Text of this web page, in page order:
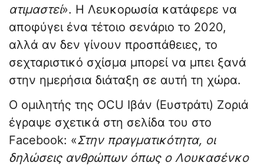
ατιμαστεί». Η Λευκορωσία κατάφερε να
αποφύγει ένα τέτοιο σενάριο το 2020,
αλλά αν δεν γίνουν προσπάθειες, το
σεχταριστικό σχίσμα μπορεί να μπει ξανά
στην ημερήσια διάταξη σε αυτή τη χώρα.
Ο ομιλητής της OCU Ιβάν (Ευστράτι) Ζοριά
έγραψε σχετικά στη σελίδα του στο
Facebook: «Στην πραγματικότητα, οι
δηλώσεις ανθρώπων όπως ο Λουκασένκο